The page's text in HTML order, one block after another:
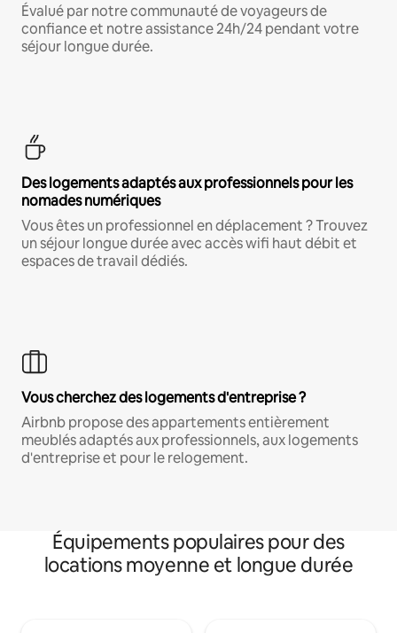
Évalué par notre communauté de voyageurs de
confiance et notre assistance 24h/24 pendant votre
séjour longue durée.
Des logements adaptés aux professionnels pour les
nomades numériques
Vous êtes un professionnel en déplacement ? Trouvez
un séjour longue durée avec accès wifi haut débit et
espaces de travail dédiés.
Vous cherchez des logements d'entreprise ?
Airbnb propose des appartements entièrement
meublés adaptés aux professionnels, aux logements
d'entreprise et pour le relogement.
Équipements populaires pour des
locations moyenne et longue durée